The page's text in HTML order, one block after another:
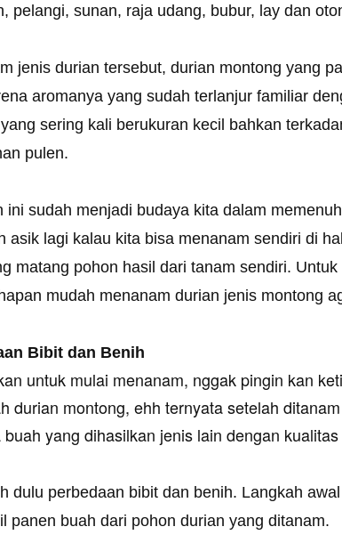
pelangi, sunan, raja udang, bubur, lay dan
jenis durian tersebut, durian montong yang
aromanya yang sudah terlanjur familiar
sering kali berukuran kecil bahkan
pulen.
ini sudah menjadi budaya kita dalam
asik lagi kalau kita bisa menanam sendiri di
matang pohon hasil dari tanam sendiri.
mudah menanam durian jenis montong
Bibit dan Benih
untuk mulai menanam, nggak pingin kan
durian montong, ehh ternyata setelah
yang dihasilkan jenis lain dengan
dulu perbedaan bibit dan benih. Langkah
panen buah dari pohon durian yang ditanam.